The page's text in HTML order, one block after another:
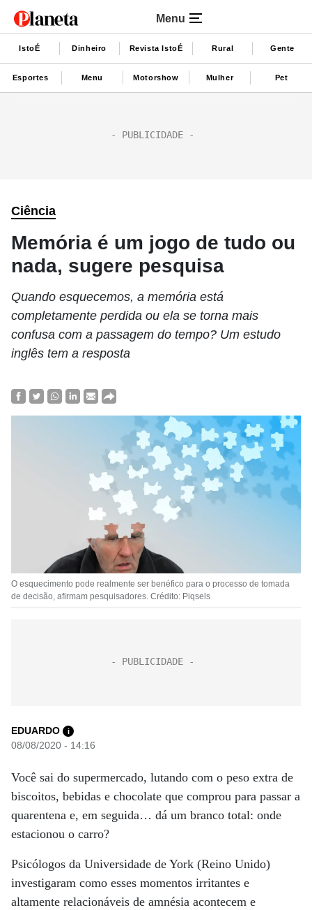
Menu
IstoÉ Dinheiro Revista IstoÉ Rural Gente
Esportes Menu Motorshow Mulher Pet
Ciência
Memória é um jogo de tudo ou
nada, sugere pesquisa
Quando esquecemos, a memória está
completamente perdida ou ela se torna mais
confusa com a passagem do tempo? Um estudo
inglês tem a resposta
O esquecimento pode realmente ser benéfico para o processo de tomada
de decisão, afirmam pesquisadores. Crédito: Piqsels
EDUARDO i
08/08/2020 - 14:16
Você sai do supermercado, lutando com o peso extra de
biscoitos, bebidas e chocolate que comprou para passar a
quarentena e, em seguida… dá um branco total: onde
estacionou o carro?
Psicólogos da Universidade de York (Reino Unido)
investigaram como esses momentos irritantes e
altamente relacionáveis ​​de amnésia acontecem e